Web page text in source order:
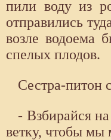
пили воду из
отправились
возле водоема
спелых плодов.
Сестра-питон
- Взбирайся
ветку, чтобы мы